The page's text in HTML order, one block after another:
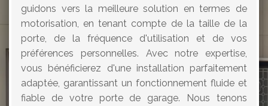
guidons vers la meilleure solution en termes de
motorisation, en tenant compte de la taille de la
porte, de la fréquence d'utilisation et de vos
préférences personnelles. Avec notre expertise,
vous bénéficierez d'une installation parfaitement
adaptée, garantissant un fonctionnement fluide et
fiable de votre porte de garage. Nous tenons